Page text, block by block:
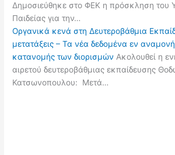
Δημοσιεύθηκε στο ΦΕΚ η πρόσκληση του
Παιδείας για την…
Οργανικά κενά στη Δευτεροβάθμια
μετατάξεις – Τα νέα δεδομένα εν
κατανομής των διορισμών Ακολουθεί η
αιρετού δευτεροβάθμιας εκπαίδευσης
Κατσωνοπουλου: Μετά…